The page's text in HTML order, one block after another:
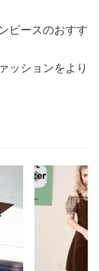
ピースのおすす
ッションをより